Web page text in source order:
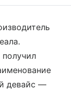
девайс —